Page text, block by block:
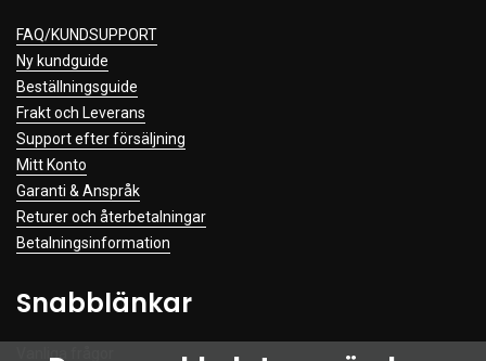
FAQ/KUNDSUPPORT
Ny kundguide
Beställningsguide
Frakt och Leverans
Support efter försäljning
Mitt Konto
Garanti & Anspråk
Returer och återbetalningar
Betalningsinformation
Snabblänkar
Vanliga frågor